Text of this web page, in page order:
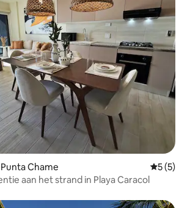
Chame
5 (5)
aan het strand in Playa Caracol